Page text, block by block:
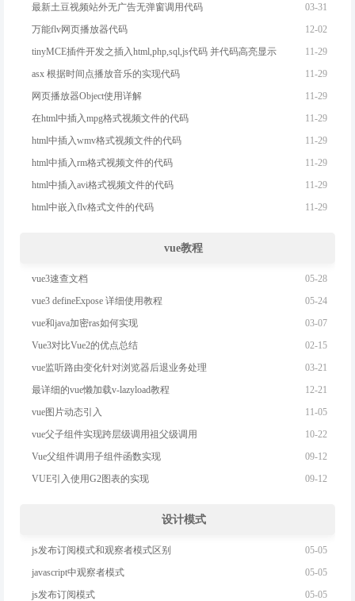
最新土豆视频站外无广告无弹窗调用代码 03-31
万能flv网页播放器代码 12-02
tinyMCE插件开发之插入html,php,sql,js代码 并代码高亮显示 11-29
asx 根据时间点播放音乐的实现代码 11-29
网页播放器Object使用详解 11-29
在html中插入mpg格式视频文件的代码 11-29
html中插入wmv格式视频文件的代码 11-29
html中插入rm格式视频文件的代码 11-29
html中插入avi格式视频文件的代码 11-29
html中嵌入flv格式文件的代码 11-29
vue教程
vue3速查文档 05-28
vue3 defineExpose 详细使用教程 05-24
vue和java加密ras如何实现 03-07
Vue3对比Vue2的优点总结 02-15
vue监听路由变化针对浏览器后退业务处理 03-21
最详细的vue懒加载v-lazyload教程 12-21
vue图片动态引入 11-05
vue父子组件实现跨层级调用祖父级调用 10-22
Vue父组件调用子组件函数实现 09-12
VUE引入使用G2图表的实现 09-12
设计模式
js发布订阅模式和观察者模式区别 05-05
javascript中观察者模式 05-05
js发布订阅模式 05-05